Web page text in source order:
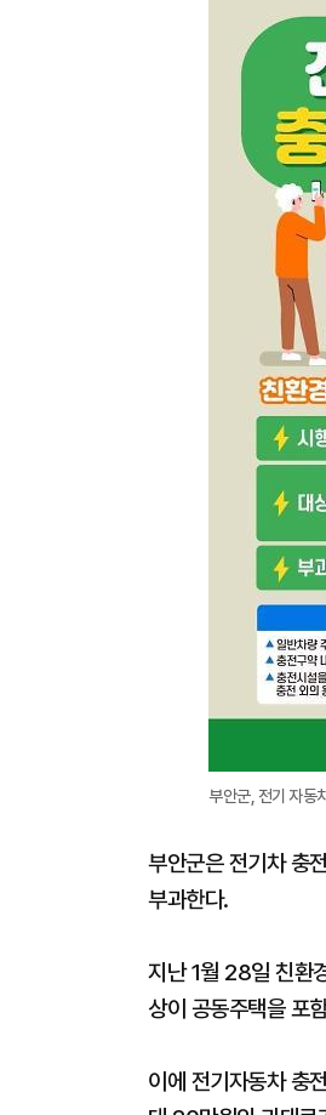
부안군, 전기 자동
부안군은 전기차 충
부과한다.
지난 1월 28일 친환
상이 공동주택을 포
이에 전기자동차 충